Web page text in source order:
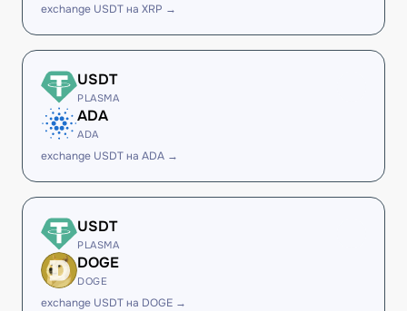
exchange USDT на XRP →
USDT
PLASMA
ADA
ADA
exchange USDT на ADA →
USDT
PLASMA
DOGE
DOGE
exchange USDT на DOGE →